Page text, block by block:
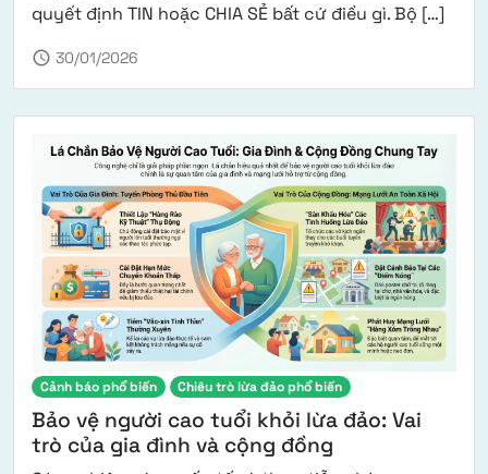
quyết định TIN hoặc CHIA SẺ bất cứ điều gì. Bộ […]
schedule 30/01/2026
Cảnh báo phổ biến Chiêu trò lừa đảo phổ biến
Bảo vệ người cao tuổi khỏi lừa đảo: Vai
trò của gia đình và cộng đồng